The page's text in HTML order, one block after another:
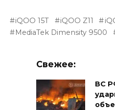
iQOO 15T iQOO Z11
MediaTek Dimensity 9500
Свежее:
ВС